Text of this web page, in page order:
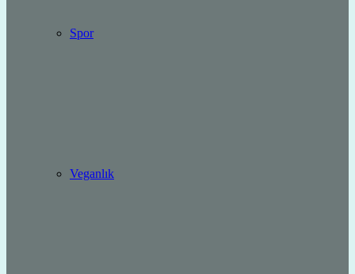
Spor
Veganlık